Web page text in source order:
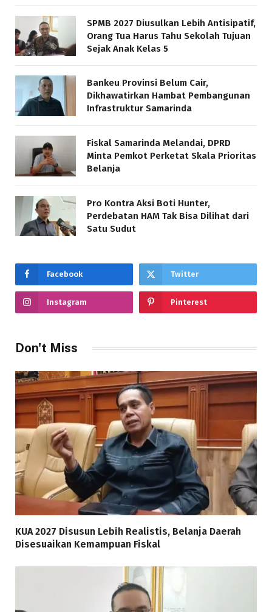
SPMB 2027 Diusulkan Lebih Antisipatif,
Orang Tua Harus Tahu Sekolah Tujuan
Sejak Anak Kelas 5
Bankeu Provinsi Belum Cair,
Dikhawatirkan Hambat Pembangunan
Infrastruktur Samarinda
Fiskal Samarinda Melandai, DPRD
Minta Pemkot Perketat Skala Prioritas
Belanja
Pro Kontra Aksi Boti Hunter,
Perdebatan HAM Tak Bisa Dilihat dari
Satu Sudut
Facebook Twitter
Instagram Pinterest
Don't Miss
KUA 2027 Disusun Lebih Realistis, Belanja Daerah
Disesuaikan Kemampuan Fiskal